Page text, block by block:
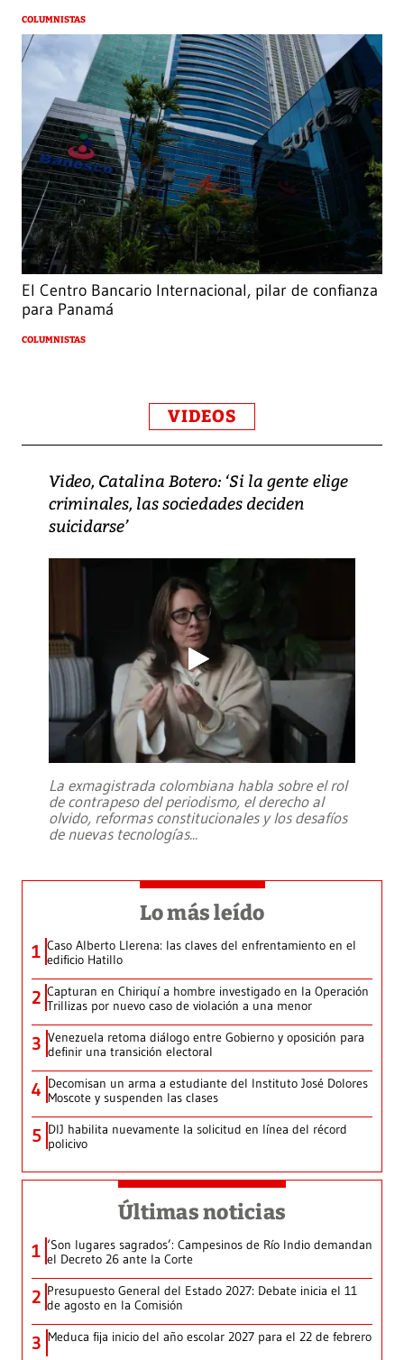
COLUMNISTAS
El Centro Bancario Internacional, pilar de confianza
para Panamá
COLUMNISTAS
VIDEOS
Video, Catalina Botero: ‘Si la gente elige
criminales, las sociedades deciden
suicidarse’
La exmagistrada colombiana habla sobre el rol
de contrapeso del periodismo, el derecho al
olvido, reformas constitucionales y los desafíos
de nuevas tecnologías...
Lo más leído
1 Caso Alberto Llerena: las claves del enfrentamiento en el
edificio Hatillo
2 Capturan en Chiriquí a hombre investigado en la Operación
Trillizas por nuevo caso de violación a una menor
3 Venezuela retoma diálogo entre Gobierno y oposición para
definir una transición electoral
4 Decomisan un arma a estudiante del Instituto José Dolores
Moscote y suspenden las clases
5 DIJ habilita nuevamente la solicitud en línea del récord
policivo
Últimas noticias
1 ‘Son lugares sagrados’: Campesinos de Río Indio demandan
el Decreto 26 ante la Corte
2 Presupuesto General del Estado 2027: Debate inicia el 11
de agosto en la Comisión
3 Meduca fija inicio del año escolar 2027 para el 22 de febrero